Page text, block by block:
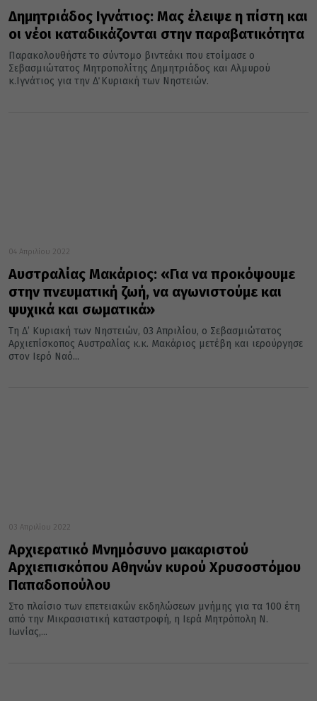
Δημητριάδος Ιγνάτιος: Μας έλειψε η πίστη και
οι νέοι καταδικάζονται στην παραβατικότητα
Παρακολουθήστε το σύντομο βιντεάκι που ετοίμασε ο
Σεβασμιώτατος Μητροπολίτης Δημητριάδος και Αλμυρού
κ.Ιγνάτιος για την Δ΄ Κυριακή των Νηστειών.
04 Απριλίου 2022
Αυστραλίας Μακάριος: «Για να προκόψουμε
στην πνευματική ζωή, να αγωνιστούμε και
ψυχικά και σωματικά»
Τη Δ’ Κυριακή των Νηστειών, 03 Απριλίου, ο Σεβασμιώτατος
Αρχιεπίσκοπος Αυστραλίας κ.κ. Μακάριος μετέβη και ιερούργησε
στον Ιερό Ναό...
03 Απριλίου 2022
Αρχιερατικό Μνημόσυνο μακαριστού
Αρχιεπισκόπου Αθηνών κυρού Χρυσοστόμου
Παπαδοπούλου
Στο πλαίσιο των επετειακών εκδηλώσεων μνήμης για τα 100 έτη
από την Μικρασιατική καταστροφή, η Ιερά Μητρόπολη Ν.
Ιωνίας,...